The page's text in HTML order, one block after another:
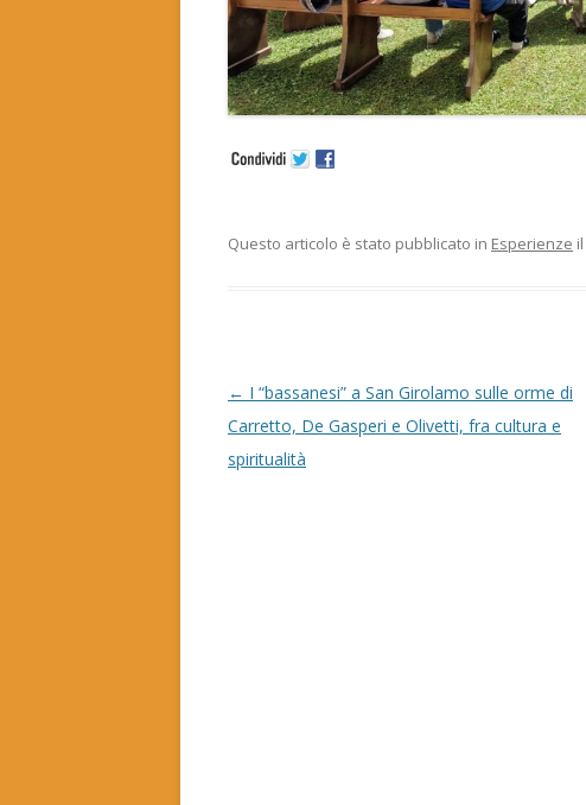
Questo articolo è stato pubblicato in Esperienze il
N
a
v
← I “bassanesi” a San Girolamo sulle orme di
Carretto, De Gasperi e Olivetti, fra cultura e
spiritualità